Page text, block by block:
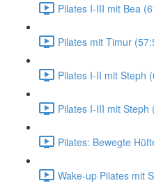
Pilates I-III mit Bea
Pilates mit Timur
Pilates I-II mit Steph
Pilates I-III mit Steph
Pilates: Bewegte
Wake-up Pilates mit